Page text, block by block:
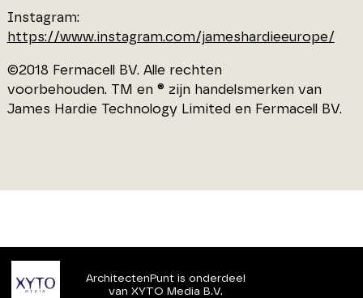
Instagram:
https://www.instagram.com/jameshardieeurope/
©2018 Fermacell BV. Alle rechten
voorbehouden. TM en ® zijn handelsmerken van
James Hardie Technology Limited en Fermacell BV.
ArchitectenPunt is onderdeel
van XYTO Media B.V.